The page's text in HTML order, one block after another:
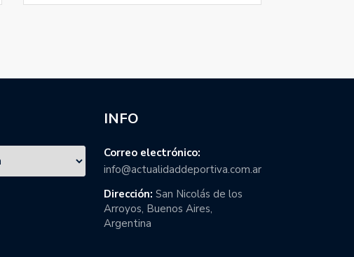
INFO
Correo electrónico:
info@actualidaddeportiva.com.ar
Dirección: San Nicolás de los
Arroyos, Buenos Aires,
Argentina